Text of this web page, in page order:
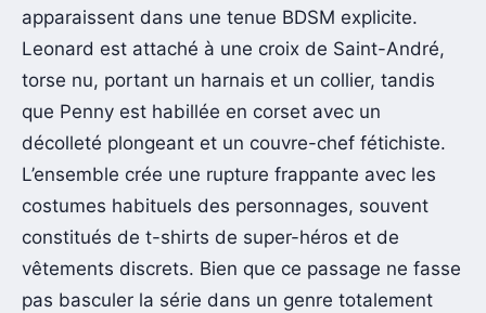
apparaissent dans une tenue BDSM explicite.
Leonard est attaché à une croix de Saint-André,
torse nu, portant un harnais et un collier, tandis
que Penny est habillée en corset avec un
décolleté plongeant et un couvre-chef fétichiste.
L’ensemble crée une rupture frappante avec les
costumes habituels des personnages, souvent
constitués de t-shirts de super-héros et de
vêtements discrets. Bien que ce passage ne fasse
pas basculer la série dans un genre totalement